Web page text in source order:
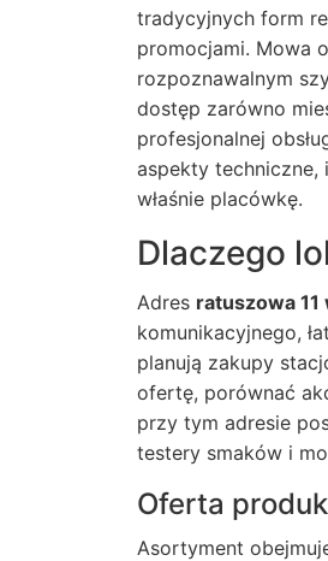
tradycyjnych form
promocjami. Mowa
rozpoznawalnym
dostęp zarówno
profesjonalnej
aspekty
właśnie placówkę.
Dlaczego
Adres ratuszowa 11
komunikacyjnego,
planują zakupy
ofertę, porównać
przy tym adresie
testery smaków i
Oferta
Asortyment